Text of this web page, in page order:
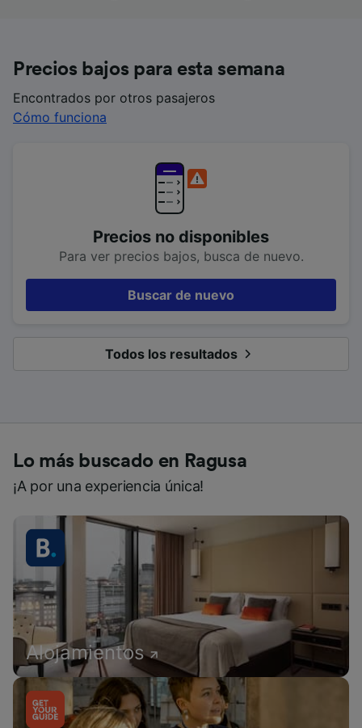
Precios bajos para esta semana
Encontrados por otros pasajeros
Cómo funciona
Precios no disponibles
Para ver precios bajos, busca de nuevo.
Buscar de nuevo
Todos los resultados
Lo más buscado en Ragusa
¡A por una experiencia única!
Alojamientos